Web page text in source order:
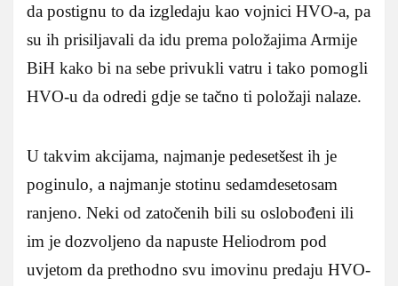
da postignu to da izgledaju kao vojnici HVO-a, pa
su ih prisiljavali da idu prema položajima Armije
BiH kako bi na sebe privukli vatru i tako pomogli
HVO-u da odredi gdje se tačno ti položaji nalaze.
U takvim akcijama, najmanje pedesetšest ih je
poginulo, a najmanje stotinu sedamdesetosam
ranjeno. Neki od zatočenih bili su oslobođeni ili
im je dozvoljeno da napuste Heliodrom pod
uvjetom da prethodno svu imovinu predaju HVO-